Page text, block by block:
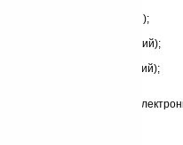
русский, русско-английский);
русский, русско-английский);
русский, русско-английский);
Dict 2.0*** — большой